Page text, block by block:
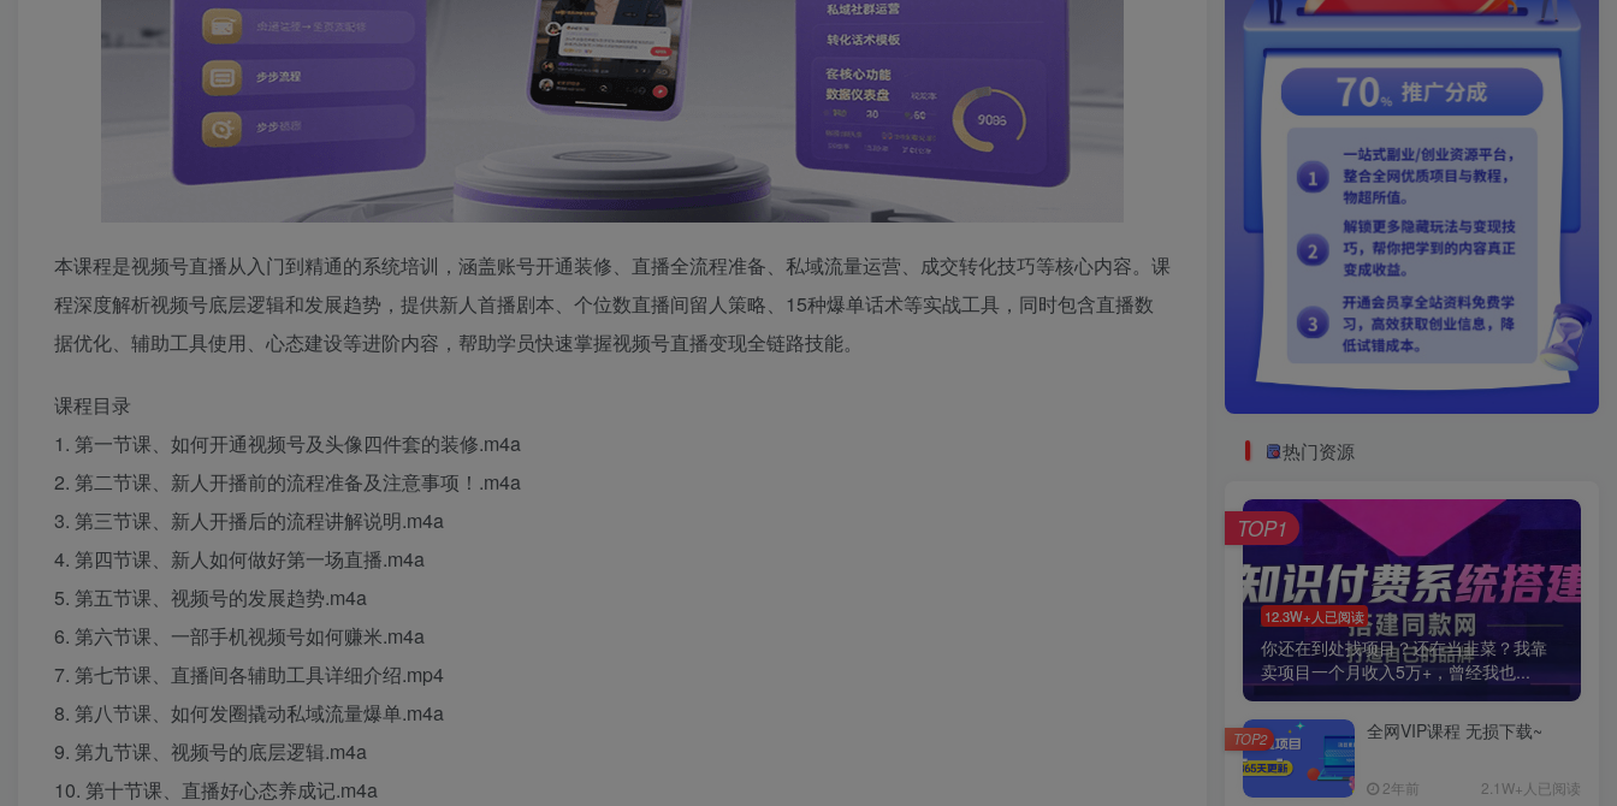
本课程是视频号直播从入门到精通的系统培训，涵盖账号开通装修、直播全流程准备、私域流量运营、成交转化技巧等核心内容。课
程深度解析视频号底层逻辑和发展趋势，提供新人首播剧本、个位数直播间留人策略、15种爆单话术等实战工具，同时包含直播数
据优化、辅助工具使用、心态建设等进阶内容，帮助学员快速掌握视频号直播变现全链路技能。
课程目录
1. 第一节课、如何开通视频号及头像四件套的装修.m4a
2. 第二节课、新人开播前的流程准备及注意事项！.m4a
3. 第三节课、新人开播后的流程讲解说明.m4a
4. 第四节课、新人如何做好第一场直播.m4a
5. 第五节课、视频号的发展趋势.m4a
6. 第六节课、一部手机视频号如何赚米.m4a
7. 第七节课、直播间各辅助工具详细介绍.mp4
8. 第八节课、如何发圈撬动私域流量爆单.m4a
9. 第九节课、视频号的底层逻辑.m4a
10. 第十节课、直播好心态养成记.m4a
热门资源
12.3W+人已阅读
你还在到处找项目？还在当韭菜？我靠
卖项目一个月收入5万+，曾经我也...
TOP1
全网VIP课程 无损下载~
2年前 2.1W+人已阅读
TOP2